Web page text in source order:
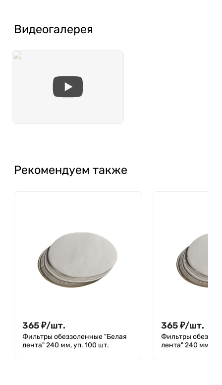
Видеогалерея
Рекомендуем также
365₽/шт.
Фильтры обеззоленные "Белая
лента" 240 мм, уп. 100 шт.
365₽/шт.
Фильтры
лента" 240 мм,